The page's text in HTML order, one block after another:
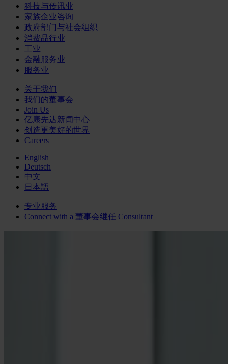
科技与传讯业
家族企业咨询
政府部门与社会组织
消费品行业
工业
金融服务业
服务业
关于我们
我们的董事会
Join Us
亿康先达新闻中心
创造更美好的世界
Careers
English
Deutsch
中文
日本語
专业服务
Connect with a 董事会继任 Consultant